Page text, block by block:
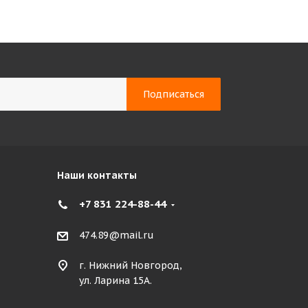
Наши контакты
+7 831 224-88-44
474.89@mail.ru
г. Нижний Новгород,
ул. Ларина 15А.